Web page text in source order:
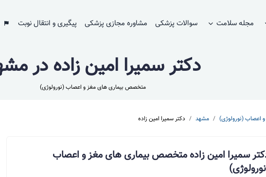
مجله سلامت سوالات پزشکی مشاوره مجازی پزشکی پیگیری و انتقال نوبت
دکتر سمیرا امین زاده در
متخصص بیماری های مغز و اعصاب (نورولوژی)
اعصاب (نورولوژی) مشهد دکتر سمیرا امین زاده
سمیرا امین زاده متخصص بیماری های مغز و اعصاب